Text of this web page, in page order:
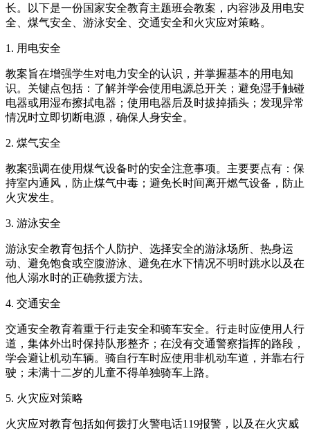
长。以下是一份国家安全教育主题班会教案，内容涉及用电安
全、煤气安全、游泳安全、交通安全和火灾应对策略。
1. 用电安全
教案旨在增强学生对电力安全的认识，并掌握基本的用电知
识。关键点包括：了解并学会使用电源总开关；避免湿手触碰
电器或用湿布擦拭电器；使用电器后及时拔掉插头；发现异常
情况时立即切断电源，确保人身安全。
2. 煤气安全
教案强调在使用煤气设备时的安全注意事项。主要要点有：保
持室内通风，防止煤气中毒；避免长时间离开燃气设备，防止
火灾发生。
3. 游泳安全
游泳安全教育包括个人防护、选择安全的游泳场所、热身运
动、避免饱食或空腹游泳、避免在水下情况不明时跳水以及在
他人溺水时的正确救援方法。
4. 交通安全
交通安全教育着重于行走安全和骑车安全。行走时应使用人行
道，集体外出时保持队形整齐；在没有交通警察指挥的路段，
学会避让机动车辆。骑自行车时应使用非机动车道，并靠右行
驶；未满十二岁的儿童不得单独骑车上路。
5. 火灾应对策略
火灾应对教育包括如何拨打火警电话119报警，以及在火灾威